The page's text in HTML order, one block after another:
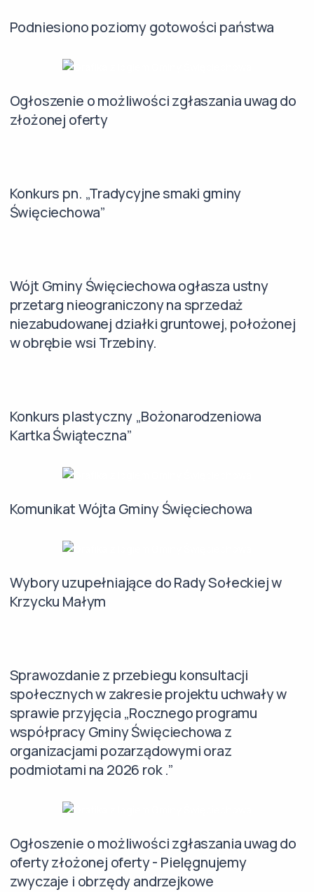
Podniesiono poziomy gotowości państwa
Ogłoszenie o możliwości zgłaszania uwag do
złożonej oferty
Konkurs pn. „Tradycyjne smaki gminy
Święciechowa”
Wójt Gminy Święciechowa ogłasza ustny
przetarg nieograniczony na sprzedaż
niezabudowanej działki gruntowej, położonej
w obrębie wsi Trzebiny.
Konkurs plastyczny „Bożonarodzeniowa
Kartka Świąteczna”
Komunikat Wójta Gminy Święciechowa
Wybory uzupełniające do Rady Sołeckiej w
Krzycku Małym
Sprawozdanie z przebiegu konsultacji
społecznych w zakresie projektu uchwały w
sprawie przyjęcia „Rocznego programu
współpracy Gminy Święciechowa z
organizacjami pozarządowymi oraz
podmiotami na 2026 rok .”
Ogłoszenie o możliwości zgłaszania uwag do
oferty złożonej oferty - Pielęgnujemy
zwyczaje i obrzędy andrzejkowe